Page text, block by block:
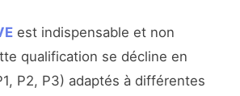
est indispensable et non
qualification se décline en
P2, P3) adaptés à différentes